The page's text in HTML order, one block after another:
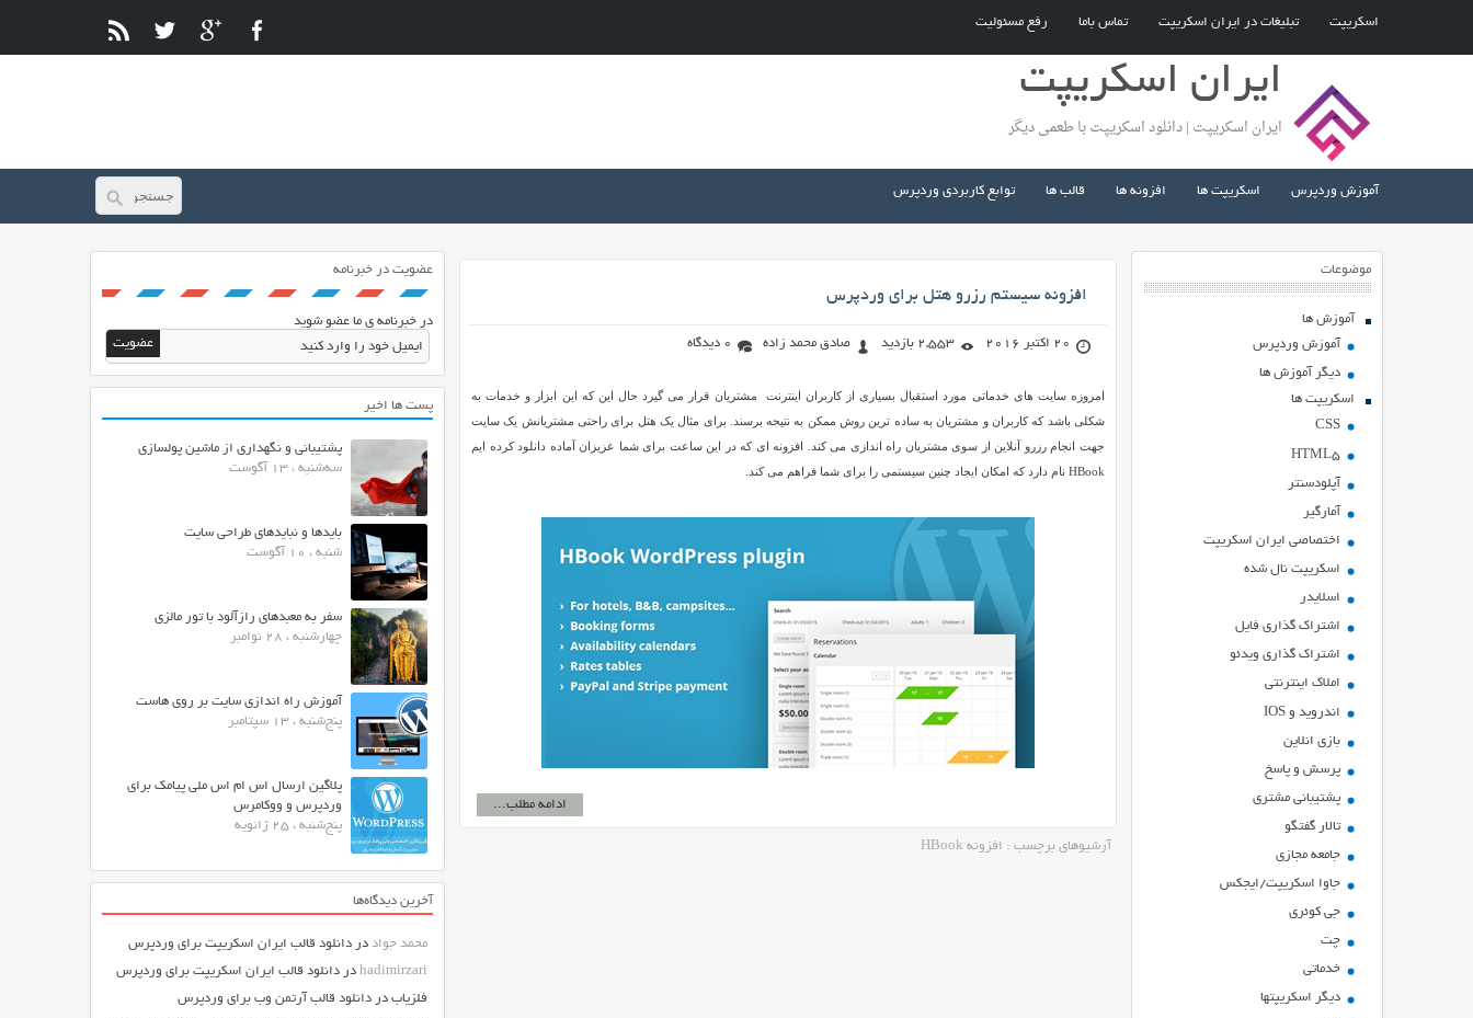
اسکریپت تبلیغات در ایران اسکریپت تماس باما رفع مسئولیت
ایران اسکریپت
ایران اسکریپت | دانلود اسکریپت با طعمی دیگر
آموزش وردپرس اسکریپت ها افزونه ها قالب ها توابع کاربردی وردپرس
موضوعات
آموزش ها
آموزش وردپرس
دیگر آموزش ها
اسکریپت ها
CSS
HTML5
آپلودسنتر
آمارگیر
اختصاصی ایران اسکریپت
اسکریپت نال شده
اسلایدر
اشتراك گذاري فايل
اشتراک گذاری ویدئو
املاک اینترنتی
اندروید و IOS
بازي انلاين
پرسش و پاسخ
پشتیبانی مشتری
تالار گفتگو
جامعه مجازی
جاوا اسکریپت/ایجکس
جی کوئری
چت
خدماتی
ديگر اسكريپتها
افزونه سیستم رزرو هتل برای وردپرس
20 اکتبر 2016 2,553 بازدید صادق محمد زاده 0 دیدگاه
امروزه سایت های خدماتی مورد استقبال بسیاری از کاربران اینترنت مشتریان قرار می گیرد حال این که این ابزار و خدمات به
شکلی باشد که کاربران و مشتریان به ساده ترین روش ممکن به نتیجه برسند. برای مثال یک هتل برای راحتی مشتریانش یک سایت
جهت انجام رزرو آنلاین از سوی مشتریان راه اندازی می کند. افزونه ای که در این ساعت برای شما عزیزان آماده دانلود کرده ایم
HBook نام دارد که امکان ایجاد چنین سیستمی را برای شما فراهم می کند.
ادامه مطلب...
آرشیوهای برچسب : افزونه HBook
عضویت در خبرنامه
در خبرنامه ی ما عضو شوید
پست ها اخیر
پشتیبانی و نگهداری از ماشین پولسازی
سه‌شنبه ، 13 آگوست
بایدها و نبایدهای طراحی سایت
شنبه ، 10 آگوست
سفر به معبدهای رازآلود با تور مالزی
چهارشنبه ، 28 نوامبر
آموزش راه اندازی سایت بر روی هاست
پنج‌شنبه ، 13 سپتامبر
پلاگین ارسال اس ام اس ملی پیامک برای
وردپرس و ووکامرس
پنج‌شنبه ، 25 ژانویه
آخرین دیدگاه‌ها
محمد جواد در دانلود قالب ایران اسکریپت برای وردپرس
hadimirzari در دانلود قالب ایران اسکریپت برای وردپرس
فلزیاب در دانلود قالب آرتمن وب برای وردپرس